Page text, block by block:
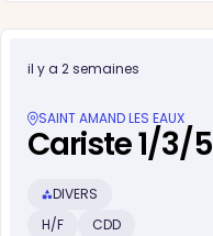
il y a 2 semaines
SAINT AMAND LES EAUX
Cariste 1/3/5
DIVERS
H/F
CDD